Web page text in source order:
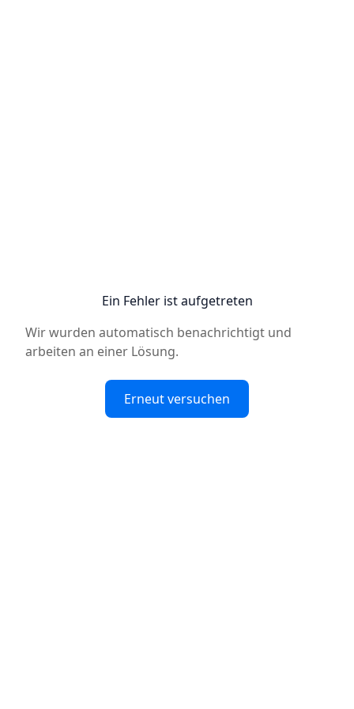
Ein Fehler ist aufgetreten
Wir wurden automatisch benachrichtigt und
arbeiten an einer Lösung.
Erneut versuchen